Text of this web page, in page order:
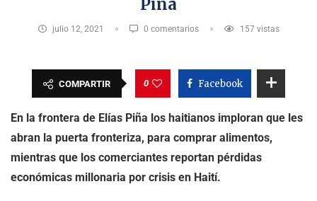
Piña
julio 12, 2021 0 comentarios 157 vistas
COMPARTIR 0 Facebook
En la frontera de Elías Piña los haitianos imploran que les
abran la puerta fronteriza, para comprar alimentos,
mientras que los comerciantes reportan pérdidas
económicas millonaria por crisis en Haití.